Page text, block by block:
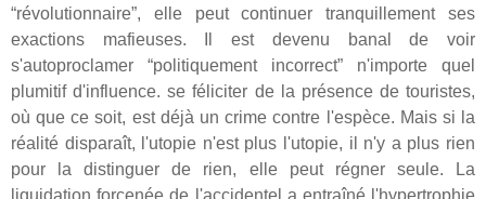
“révolutionnaire”, elle peut continuer tranquillement ses
exactions mafieuses. Il est devenu banal de voir
s'autoproclamer “politiquement incorrect” n'importe quel
plumitif d'influence. se féliciter de la présence de touristes,
où que ce soit, est déjà un crime contre l'espèce. Mais si la
réalité disparaît, l'utopie n'est plus l'utopie, il n'y a plus rien
pour la distinguer de rien, elle peut régner seule. La
liquidation forcenée de l'accidentel a entraîné l'hypertrophie